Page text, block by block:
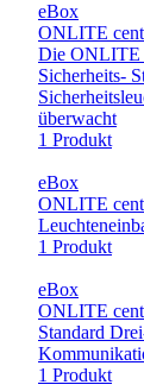
eBox
ONLITE
Die ONLITE
Sicherheits-
überwacht
1 Produkt
eBox
ONLITE
1 Produkt
eBox
ONLITE
Standard
1 Produkt